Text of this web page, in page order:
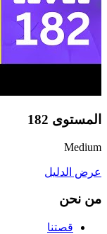
المستوى 182
Medium
عرض الدليل
من نحن
قصتنا